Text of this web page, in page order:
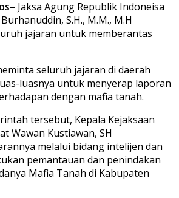
Jaksa Agung Republik Indoneisa
S.H., M.M., M.H
jajaran untuk memberantas
seluruh jajaran di daerah
luasnya untuk menyerap laporan
dengan mafia tanah.
tersebut, Kepala Kejaksaan
Wawan Kustiawan, SH
melalui bidang intelijen dan
pemantauan dan penindakan
Mafia Tanah di Kabupaten